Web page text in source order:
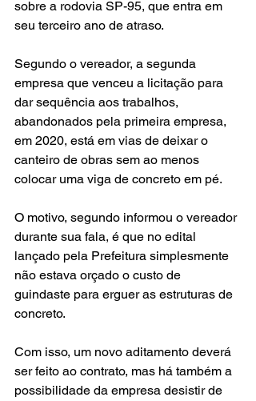
sobre a rodovia SP-95, que entra em
seu terceiro ano de atraso.
Segundo o vereador, a segunda
empresa que venceu a licitação para
dar sequência aos trabalhos,
abandonados pela primeira empresa,
em 2020, está em vias de deixar o
canteiro de obras sem ao menos
colocar uma viga de concreto em pé.
O motivo, segundo informou o vereador
durante sua fala, é que no edital
lançado pela Prefeitura simplesmente
não estava orçado o custo de
guindaste para erguer as estruturas de
concreto.
Com isso, um novo aditamento deverá
ser feito ao contrato, mas há também a
possibilidade da empresa desistir de